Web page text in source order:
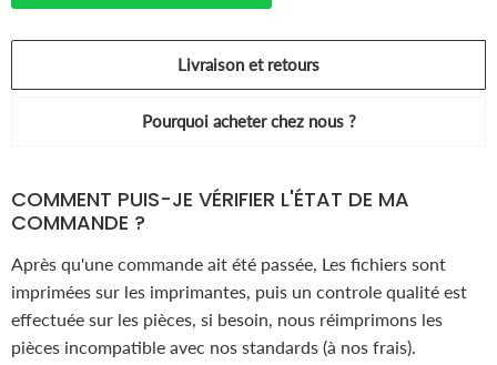
Livraison et retours
Pourquoi acheter chez nous ?
COMMENT PUIS-JE VÉRIFIER L'ÉTAT DE MA
COMMANDE ?
Après qu'une commande ait été passée, Les fichiers sont
imprimées sur les imprimantes, puis un controle qualité est
effectuée sur les pièces, si besoin, nous réimprimons les
pièces incompatible avec nos standards (à nos frais).